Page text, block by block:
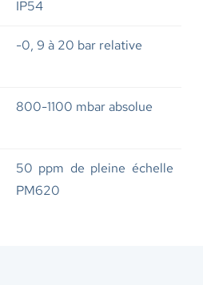
IP54
-0, 9 à 20 bar relative
800-1100 mbar absolue
50 ppm de pleine échelle
PM620